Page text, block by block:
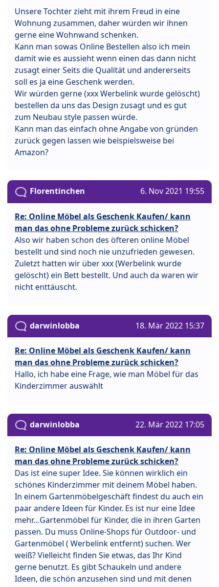
Unsere Tochter zieht mit ihrem Freud in eine
Wohnung zusammen, daher würden wir ihnen
gerne eine Wohnwand schenken.
Kann man sowas Online Bestellen also ich mein
damit wie es aussieht wenn einen das dann nicht
zusagt einer Seits die Qualität und andererseits
soll es ja eine Geschenk werden.
Wir würden gerne (xxx Werbelink wurde gelöscht)
bestellen da uns das Design zusagt und es gut
zum Neubau style passen würde.
Kann man das einfach ohne Angabe von gründen
zurück gegen lassen wie beispielsweise bei
Amazon?
Florentinchen 6. Nov 2021 19:55
Re: Online Möbel als Geschenk Kaufen/ kann
man das ohne Probleme zurück schicken?
Also wir haben schon des öfteren online Möbel
bestellt und sind noch nie unzufrieden gewesen.
Zuletzt hatten wir über xxx (Werbelink wurde
gelöscht) ein Bett bestellt. Und auch da waren wir
nicht enttäuscht.
darwinlobba 18. Mär 2022 15:37
Re: Online Möbel als Geschenk Kaufen/ kann
man das ohne Probleme zurück schicken?
Hallo, ich habe eine Frage, wie man Möbel für das
Kinderzimmer auswählt
darwinlobba 22. Mär 2022 17:05
Re: Online Möbel als Geschenk Kaufen/ kann
man das ohne Probleme zurück schicken?
Das ist eine super Idee. Sie können wirklich ein
schönes Kinderzimmer mit deinem Möbel haben.
In einem Gartenmöbelgeschäft findest du auch ein
paar andere Ideen für Kinder. Es ist nur eine Idee
mehr…Gartenmöbel für Kinder, die in ihren Garten
passen. Du muss Online-Shops für Outdoor- und
Gartenmöbel ( Werbelink entfernt) suchen. Wer
weiß? Vielleicht finden Sie etwas, das Ihr Kind
gerne benutzt. Es gibt Schaukeln und andere
Ideen, die schön anzusehen sind und mit denen